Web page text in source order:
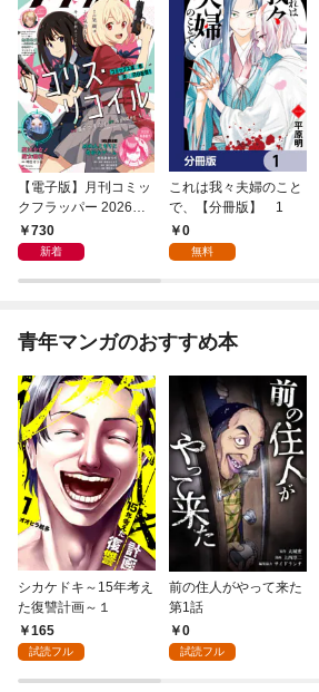
【電子版】月刊コミッ
クフラッパー 2026年9
月号730
新着
これは我々夫婦のこと
で、【分冊版】 1
0
無料
青年マンガのおすすめ本
シカケドキ～15年考え
た復讐計画～１
165
試読フル
前の住人がやって来た
第1話
0
試読フル